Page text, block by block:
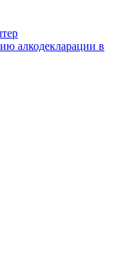
алкодекларации в